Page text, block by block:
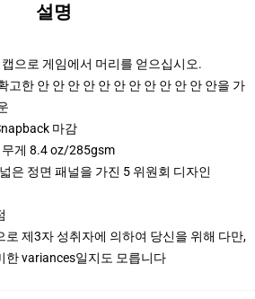
설명
으로 게임에서 머리를 얻으십시오.
고한 안 안 안 안 안 안 안 안 안 안 안 안을 가
마감
무게 8.4 oz/285gsm
은 정면 패널을 가진 5 위원회 디자인
로 제3자 성취자에 의하여 당신을 위해 다만,
한 variances일지도 모릅니다